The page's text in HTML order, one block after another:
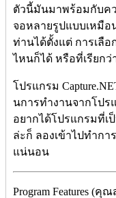
ตัวนี้มันมาพร้อมกับค
จอหลายรูปแบบเหมื
ท่านได้ตั้งแต่ การเลื
ไหนก็ได้ หรือที่เรียกว่า
โปรแกรม
นการทำงานจากโปร
อยากได้โปรแกรมที่เ
ล่ะก็ ลองเข้าไปทำการ
แน่นอน
Program Features (